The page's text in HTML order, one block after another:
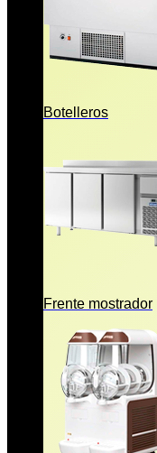
Botelleros
Frente mostrador